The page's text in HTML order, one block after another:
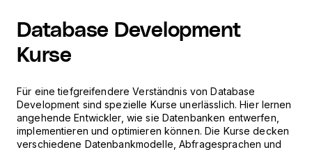
Database Development
Kurse
Für eine tiefgreifendere Verständnis von Database
Development sind spezielle Kurse unerlässlich. Hier lernen
angehende Entwickler, wie sie Datenbanken entwerfen,
implementieren und optimieren können. Die Kurse decken
verschiedene Datenbankmodelle, Abfragesprachen und